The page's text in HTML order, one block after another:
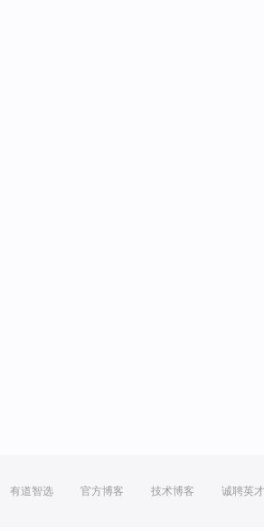
有道智选 官方博客 技术博客 诚聘英才